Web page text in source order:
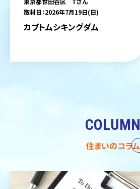
取材日：2026年7月19日(日)
カブトムシキングダム
COLUMN
住まいのコラム